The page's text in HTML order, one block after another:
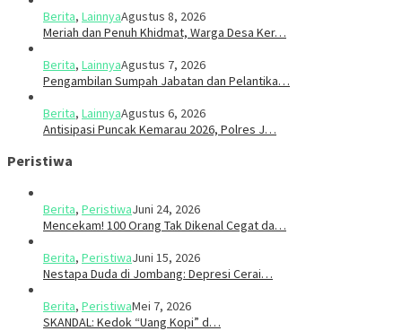
Berita, LainnyaAgustus 8, 2026
Meriah dan Penuh Khidmat, Warga Desa Ker…
Berita, LainnyaAgustus 7, 2026
Pengambilan Sumpah Jabatan dan Pelantika…
Berita, LainnyaAgustus 6, 2026
Antisipasi Puncak Kemarau 2026, Polres J…
Peristiwa
Berita, PeristiwaJuni 24, 2026
Mencekam! 100 Orang Tak Dikenal Cegat da…
Berita, PeristiwaJuni 15, 2026
​​Nestapa Duda di Jombang: Depresi Cerai…
Berita, PeristiwaMei 7, 2026
SKANDAL: Kedok “Uang Kopi” d…